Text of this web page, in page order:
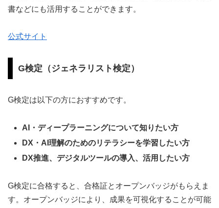
書などにも活用することができます。
公式サイト
G検定（ジェネラリスト検定）
G検定は以下の方におすすめです。
AI・ディープラーニングについて知りたい方
DX・AI理解のためのリテラシーを学習したい方
DX推進、デジタルツールの導入、活用したい方
G検定に合格すると、合格証とオープンバッジがもらえま
す。オープンバッジにより、成果を可視化することが可能